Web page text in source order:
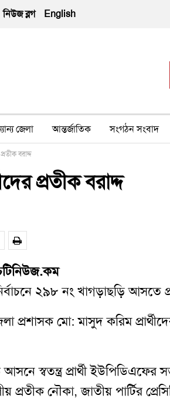
নিউজ ব্লগ English
জেলা আন্তর্জাতিক সংগঠন সংবাদ
যাপনবরাদ্দ
প্রতীক বরাদ্দ
২৯৮ নং খাগড়াছড়ি আসতে
প্রশাসক মো: মাসুদ করিম
আসনে স্বতন্ত্র প্রার্থী
প্রতীক নৌকা, জাতীয় পার্টির